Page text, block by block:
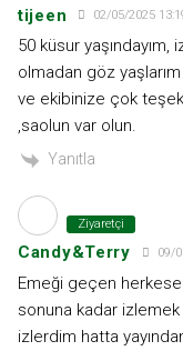
tijeen 02/05/2025
50 küsur yaşındayım,
olmadan göz
ve ekibinize çok
,saolun var olun.
Yanıtla
Ziyaretçi
Candy&Terry 09/
Emeği geçen
sonuna kadar
izlerdim hatta